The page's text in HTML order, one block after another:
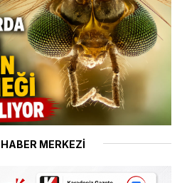
MERKEZİ